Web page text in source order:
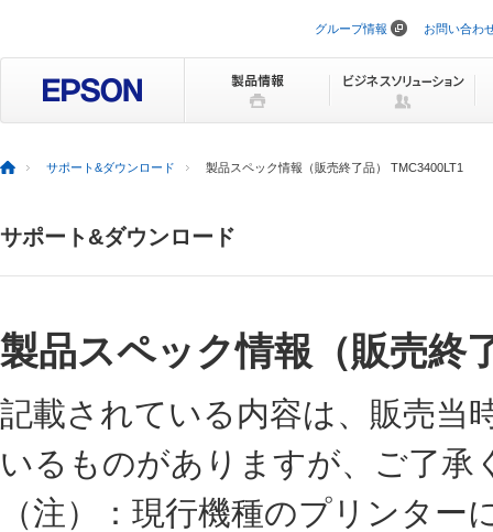
ビ
ョ
を
グループ情報 お問い合わ
サポート&ダウンロード 製品スペック情報（販売終了品） TMC3400LT1
サポート&ダウンロード
製品スペック情報（販売終
記載されている内容は、販売当
いるものがありますが、ご了承
（注）：現行機種のプリンター